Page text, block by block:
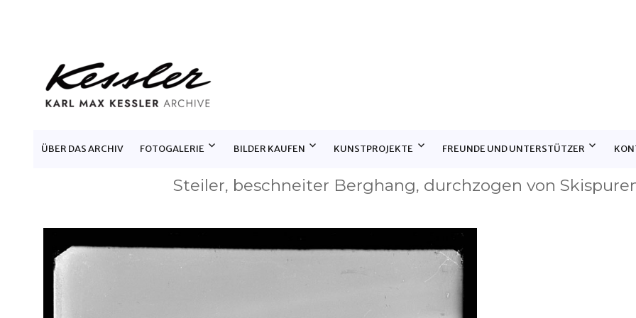
KARL MAX KESSLER ARCHIVE
ÜBER DAS ARCHIV FOTOGALERIE BILDER KAUFEN KUNSTPROJEKTE FREUNDE UND UNTERSTÜTZER
Steiler, beschneiter Berghang, durchzogen von